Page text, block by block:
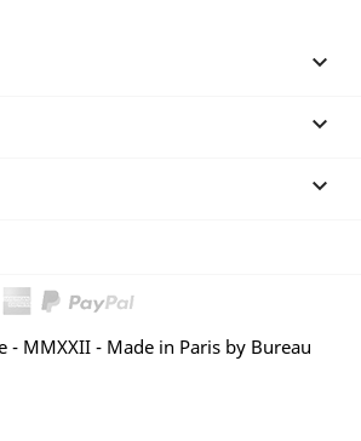



- MMXXII - Made in Paris by Bureau